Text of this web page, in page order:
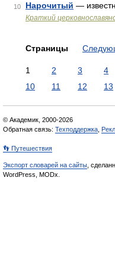
10 Нарочитый —
Краткий
Страницы
1 2 3 4
10
11 12 13
© Академик, 2000-2026
Обратная связь: Техподдержка
👣 Путешествия
Экспорт словарей на сайты ,
WordPress, MODx.